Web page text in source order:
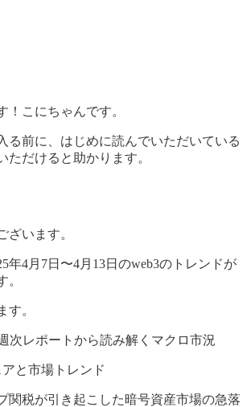
！こにちゃんです。
る前に、はじめに読んでいただいている
ただけると助かります。
ざいます。
年4月7日〜4月13日のweb3のトレンドが
。
す。
次レポートから読み解くマクロ市況
と市場トレンド
関税が引き起こした暗号資産市場の急落